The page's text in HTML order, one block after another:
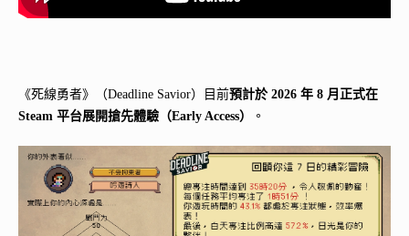
《死線勇者》（Deadline Savior）目前預計於2026 年 8 月正式在
Steam 平台展開搶先體驗（Early Access） 。